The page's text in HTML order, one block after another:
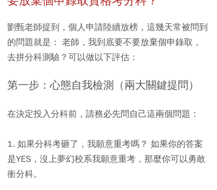
劉甄老師提到，個人申請陸續放榜，這幾天常被問到
的問題就是： 老師，我到底要不要放棄個申錄取，
去拼分科測驗？可以做以下評估：
第一步：心態自我檢測（兩大關鍵提問）
在決定投入分科前，請務必先問自己這兩個問題：
1. 如果分科考砸了，我願意重考嗎？ 如果你的答案
是YES，沒上夢幻校系我願意重考，那麼你可以勇敢
衝分科。